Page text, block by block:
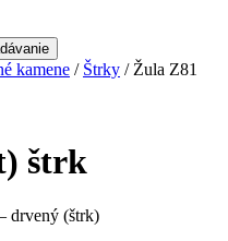
kamene / Štrky / Žula Z81
štrk
drvený (štrk)